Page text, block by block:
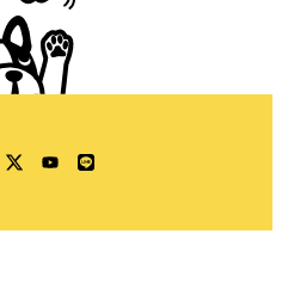
TwitterYouTube
LINE